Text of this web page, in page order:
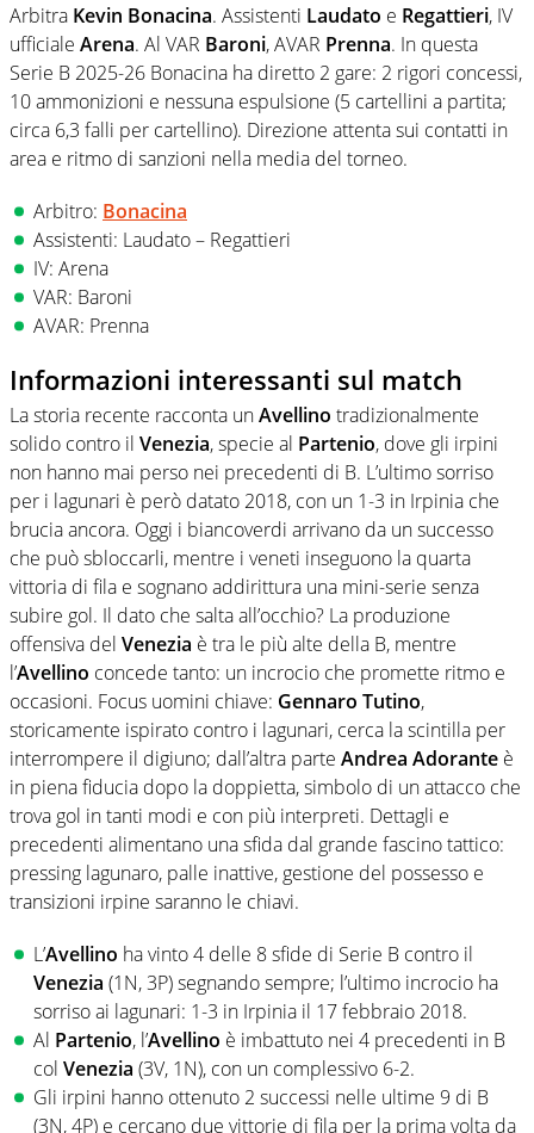
Arbitra Kevin Bonacina. Assistenti Laudato e Regattieri, IV
ufficiale Arena. Al VAR Baroni, AVAR Prenna. In questa
Serie B 2025-26 Bonacina ha diretto 2 gare: 2 rigori concessi,
10 ammonizioni e nessuna espulsione (5 cartellini a partita;
circa 6,3 falli per cartellino). Direzione attenta sui contatti in
area e ritmo di sanzioni nella media del torneo.
Arbitro: Bonacina
Assistenti: Laudato – Regattieri
IV: Arena
VAR: Baroni
AVAR: Prenna
Informazioni interessanti sul match
La storia recente racconta unAvellino tradizionalmente
solido contro il Venezia, specie al Partenio, dove gli irpini
non hanno mai perso nei precedenti di B. L’ultimo sorriso
per i lagunari è però datato 2018, con un 1-3 in Irpinia che
brucia ancora. Oggi i biancoverdi arrivano da un successo
che può sbloccarli, mentre i veneti inseguono la quarta
vittoria di fila e sognano addirittura una mini-serie senza
subire gol. Il dato che salta all’occhio? La produzione
offensiva del Venezia è tra le più alte della B, mentre
l’Avellino concede tanto: un incrocio che promette ritmo e
occasioni. Focus uomini chiave: Gennaro Tutino,
storicamente ispirato contro i lagunari, cerca la scintilla per
interrompere il digiuno; dall’altra parte Andrea Adorante è
in piena fiducia dopo la doppietta, simbolo di un attacco che
trova gol in tanti modi e con più interpreti. Dettagli e
precedenti alimentano una sfida dal grande fascino tattico:
pressing lagunaro, palle inattive, gestione del possesso e
transizioni irpine saranno le chiavi.
L’Avellino ha vinto 4 delle 8 sfide di Serie B contro il
Venezia (1N, 3P) segnando sempre; l’ultimo incrocio ha
sorriso ai lagunari: 1-3 in Irpinia il 17 febbraio 2018.
Al Partenio, l’Avellino è imbattuto nei 4 precedenti in B
col Venezia (3V, 1N), con un complessivo 6-2.
Gli irpini hanno ottenuto 2 successi nelle ultime 9 di B
(3N, 4P) e cercano due vittorie di fila per la prima volta da